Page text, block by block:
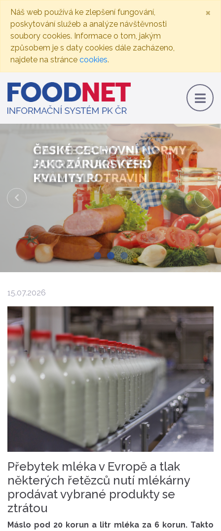
Náš web používá ke zlepšení fungování,
poskytování služeb a analýze návštěvnosti
soubory cookies. Informace o tom, jakým
způsobem je s daty cookies dále zacházeno,
najdete na stránce cookies.
×
ČESKÉ CECHOVNÍ NORMY
JAKO ZÁRUKA VYŠŠÍ
KVALITY POTRAVIN
15.07.2026
Přebytek mléka v Evropě a tlak
některých řetězců nutí mlékárny
prodávat vybrané produkty se
ztrátou
Máslo pod 20 korun a litr mléka za 6 korun. Takto